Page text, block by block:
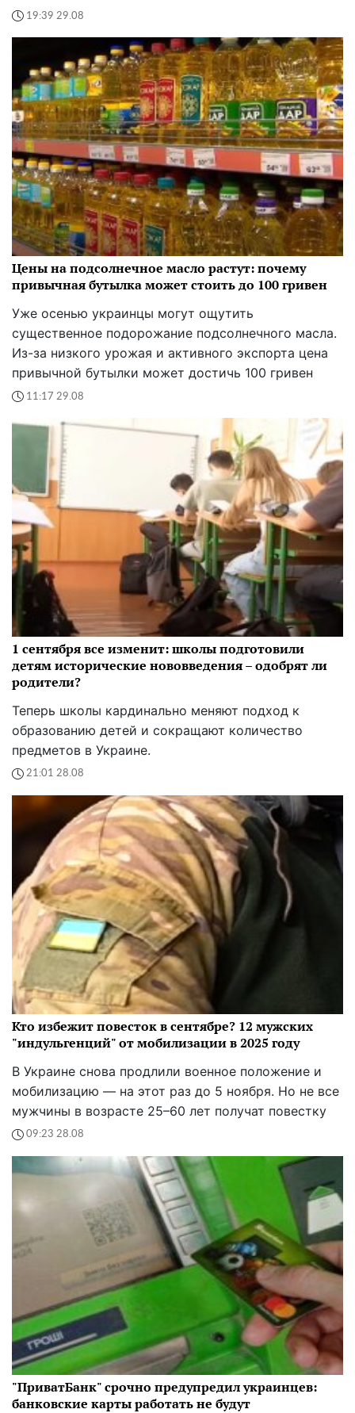
19:39 29.08
Цены на подсолнечное масло растут: почему
привычная бутылка может стоить до 100 гривен
Уже осенью украинцы могут ощутить
существенное подорожание подсолнечного масла.
Из-за низкого урожая и активного экспорта цена
привычной бутылки может достичь 100 гривен
11:17 29.08
1 сентября все изменит: школы подготовили
детям исторические нововведения – одобрят ли
родители?
Теперь школы кардинально меняют подход к
образованию детей и сокращают количество
предметов в Украине.
21:01 28.08
Кто избежит повесток в сентябре? 12 мужских
"индульгенций" от мобилизации в 2025 году
В Украине снова продлили военное положение и
мобилизацию — на этот раз до 5 ноября. Но не все
мужчины в возрасте 25–60 лет получат повестку
09:23 28.08
"ПриватБанк" срочно предупредил украинцев:
банковские карты работать не будут